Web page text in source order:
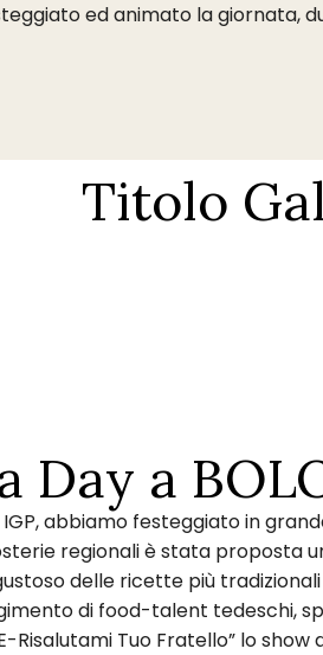
ed animato la giornata,
Titolo
Day a
abbiamo festeggiato in
regionali è stata proposta
delle ricette più
di food-talent tedeschi,
Risalutami Tuo Fratello” lo